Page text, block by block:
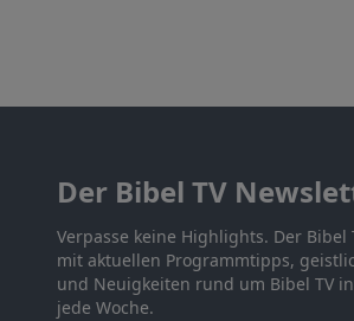
Der Bibel TV
Verpasse keine Highlights. Der Bibel
mit aktuellen Programmtipps,
und Neuigkeiten rund um Bibel TV
jede Woche.